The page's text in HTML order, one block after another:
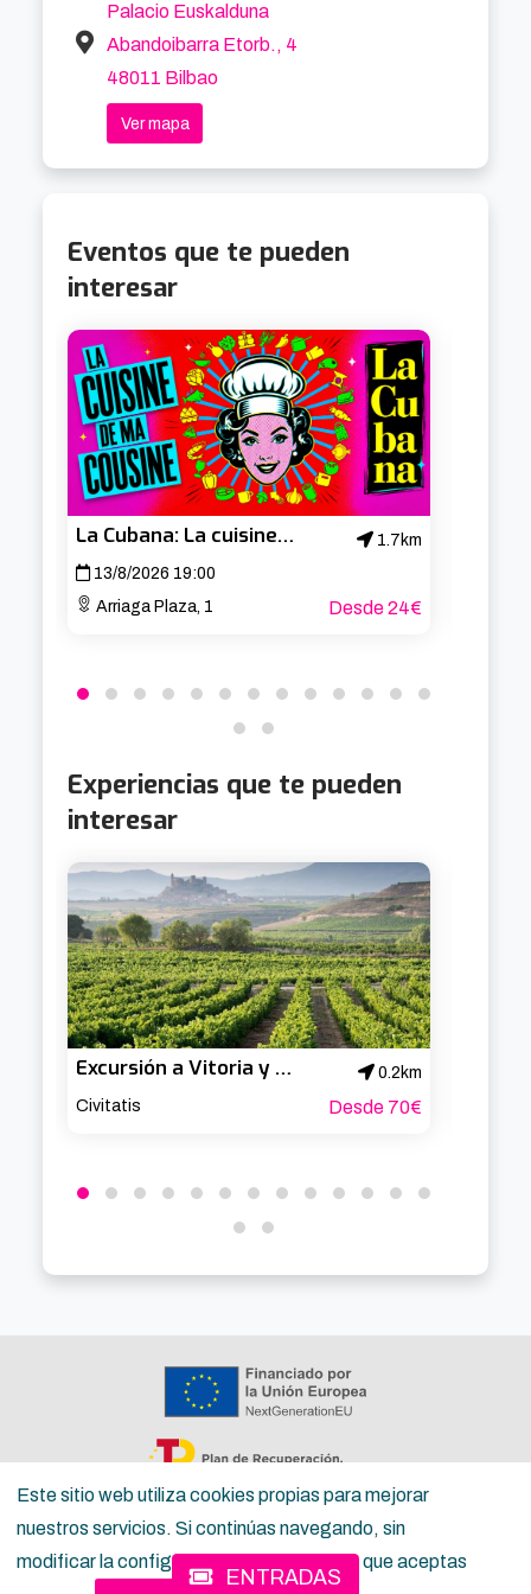
Este sitio web utiliza cookies propias para mejorar
nuestros servicios. Si continúas navegando, sin
modificar la configuración, consideramos que aceptas
pensada para todos los públicos, con especial
atención a la accesibilidad. Eso sí: se ruega
puntualidad, porque el recorrido arranca sin
espera.
🗺️ Si buscas qué hacer hoy en Bilbao o te
visita guiada es una buena puerta de entrada.
Literalmente. 🚪
Palacio Euskalduna
Abandoibarra Etorb., 4
48011 Bilbao
Ver mapa
Eventos que te pueden
interesar
La Cubana: La cuisine de ma cousine
1.7km
13/8/2026 19:00
Arriaga Plaza, 1
Desde 24€
Experiencias que te pueden
interesar
Excursión a Vitoria y la Rioja Alavesa
0.2km
Civitatis
Desde 70€
ENTRADAS
Copyright ©Inguru 2026
Política de privacidad
Términos del servicio para la ciudadanía Términos